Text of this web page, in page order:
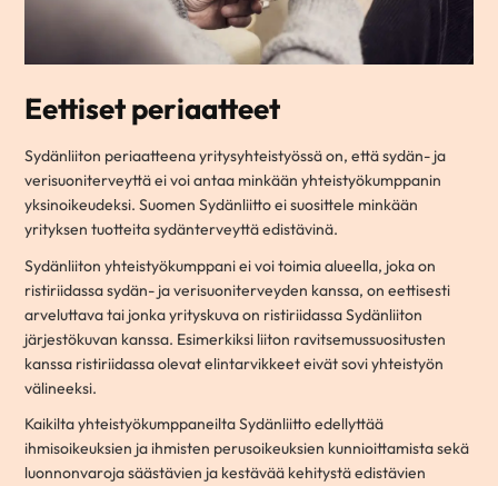
Eettiset periaatteet
Sydänliiton periaatteena yritysyhteistyössä on, että sydän- ja
verisuoniterveyttä ei voi antaa minkään yhteistyökumppanin
yksinoikeudeksi. Suomen Sydänliitto ei suosittele minkään
yrityksen tuotteita sydänterveyttä edistävinä.
Sydänliiton yhteistyökumppani ei voi toimia alueella, joka on
ristiriidassa sydän- ja verisuoniterveyden kanssa, on eettisesti
arveluttava tai jonka yrityskuva on ristiriidassa Sydänliiton
järjestökuvan kanssa. Esimerkiksi liiton ravitsemussuositusten
kanssa ristiriidassa olevat elintarvikkeet eivät sovi yhteistyön
välineeksi.
Kaikilta yhteistyökumppaneilta Sydänliitto edellyttää
ihmisoikeuksien ja ihmisten perusoikeuksien kunnioittamista sekä
luonnonvaroja säästävien ja kestävää kehitystä edistävien